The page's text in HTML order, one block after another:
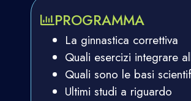
PROGRAMMA
La ginnastica correttiva
Quali esercizi integrare
Quali sono le basi
Ultimi studi a riguardo